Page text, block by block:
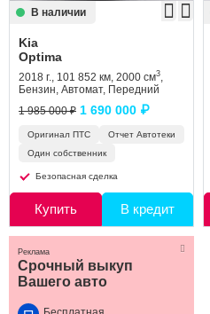
В наличии
Kia
Optima
2018 г., 101 852 км, 2000 см3,
Бензин, Автомат, Передний
1 985 000 ₽ 1 690 000 ₽
Оригинал ПТС
Отчет Автотеки
Один собственник
Безопасная сделка
Купить В кредит
Срочный выкуп
Вашего авто
Реклама